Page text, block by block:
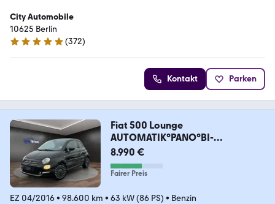
City Automobile
10625 Berlin
4.9 Sterne
(372)
Kontakt Parken
Fiat 500 Lounge
AUTOMATIK°PANO°BI-
XENON°NAVI°PDC°DAB
8.990 €
Fairer Preis
EZ 04/2016• 98.600 km • 63 kW (86 PS) • Benzin